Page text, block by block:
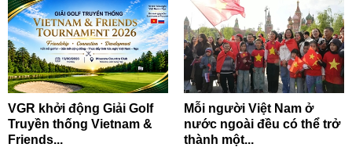
VGR khởi động Giải Golf
Truyền thống Vietnam &
Friends...
Mỗi người Việt Nam ở
nước ngoài đều có thể trở
thành một...